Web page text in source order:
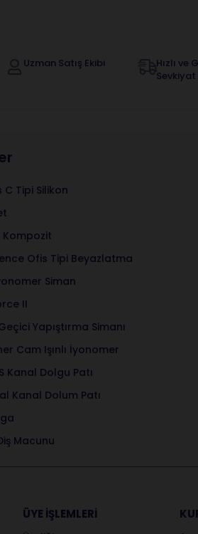
Uzman Satış Ekibi
Hızlı ve
Sevkiyat
Tipi Silikon
Kompozit
Ofis Tipi Beyazlatma
Siman
II
Yapıştırma Simanı
Cam Işınlı İyonomer
Kanal Dolgu Patı
Kanal Dolum Patı
Macunu
ÜYE İŞLEMLERİ